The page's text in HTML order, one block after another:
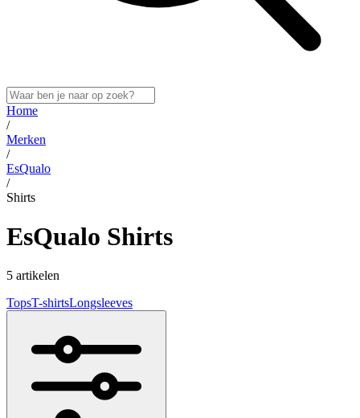
Home
/
Merken
/
EsQualo
/
Shirts
EsQualo Shirts
5 artikelen
TopsT-shirtsLongsleeves